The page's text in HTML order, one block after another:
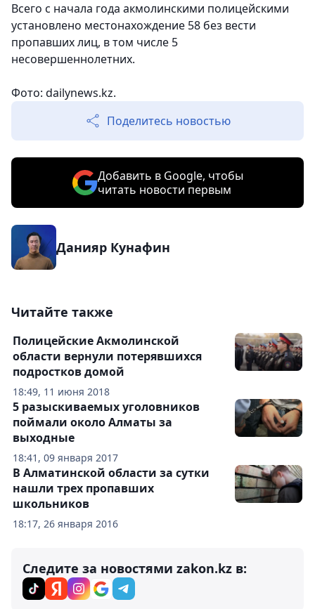
Всего с начала года акмолинскими полицейскими
установлено местонахождение 58 без вести
пропавших лиц, в том числе 5
несовершеннолетних.
Фото: dailynews.kz.
Поделитесь новостью
Добавить в Google, чтобы
читать новости первым
Данияр Кунафин
Читайте также
18:49, 11 июня 2018
Полицейские Акмолинской
области вернули потерявшихся
подростков домой
18:41, 09 января 2017
5 разыскиваемых уголовников
поймали около Алматы за
выходные
18:17, 26 января 2016
В Алматинской области за сутки
нашли трех пропавших
школьников
Следите за новостями zakon.kz в: